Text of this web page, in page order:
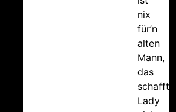
nix
für’n
alten
Mann,
das
schafft
Lady